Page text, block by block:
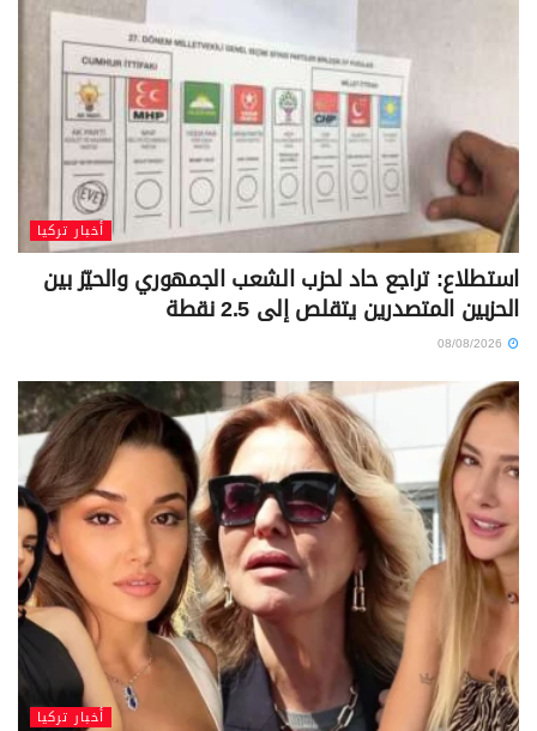
أخبار تركيا
استطلاع: تراجع حاد لحزب الشعب الجمهوري والحيّز بين
الحزبين المتصدرين يتقلص إلى 2.5 نقطة
أخبار تركيا